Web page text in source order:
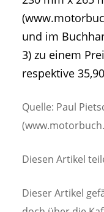
und im
3) zu einem
respektive
Quelle: Paul
Diesen Artikel
Dieser Artikel